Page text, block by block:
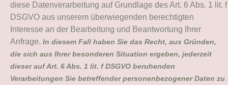
diese Datenverarbeitung auf Grundlage des Art. 6 Abs. 1 lit. f
DSGVO aus unserem überwiegenden berechtigten
Interesse an der Bearbeitung und Beantwortung Ihrer
Anfrage. In diesem Fall haben Sie das Recht, aus Gründen,
die sich aus Ihrer besonderen Situation ergeben, jederzeit
dieser auf Art. 6 Abs. 1 lit. f DSGVO beruhenden
Verarbeitungen Sie betreffender personenbezogener Daten zu